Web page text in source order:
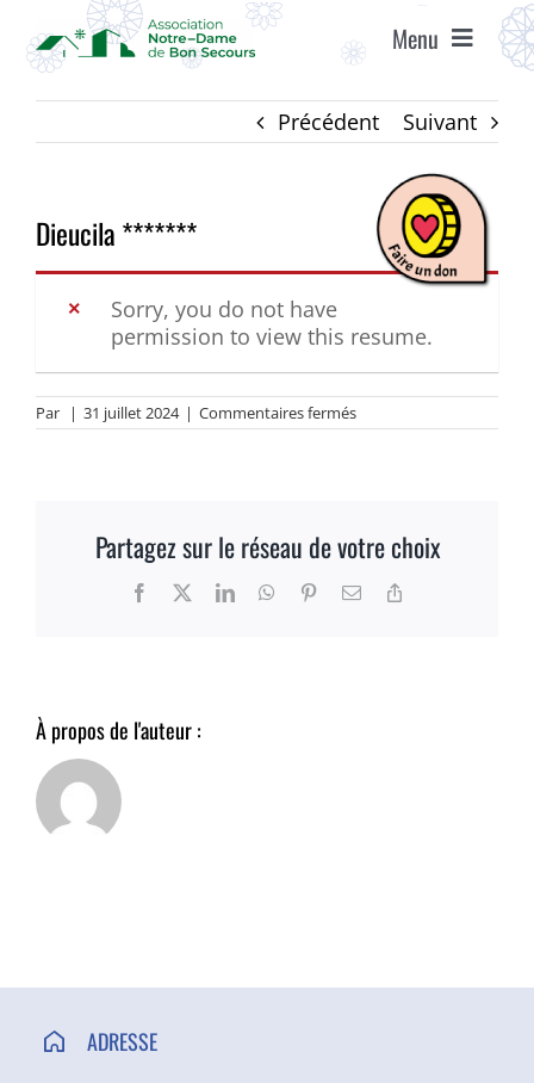
contenu
Menu
ACCUEIL
ÉTABLISSEMENTS
VIE ASSOCIATIVE
AGENDA
ACCÈS ET CONTACT
Précédent Suivant
Dieucila *******
Sorry, you do not have
permission to view this resume.
Par | 31 juillet 2024 | Commentaires ferméssur
Dieucila
Partagez sur le réseau de votre choix
Facebook LinkedInWhatsApp
PinterestEmail
À propos de l'auteur :
ADRESSE